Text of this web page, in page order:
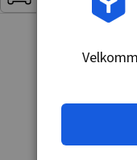
producent,